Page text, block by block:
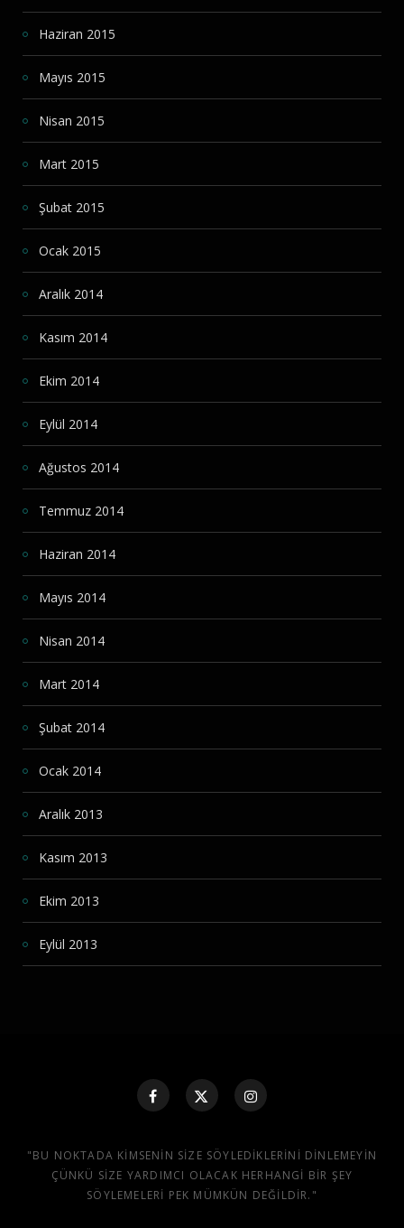
Haziran 2015
Mayıs 2015
Nisan 2015
Mart 2015
Şubat 2015
Ocak 2015
Aralık 2014
Kasım 2014
Ekim 2014
Eylül 2014
Ağustos 2014
Temmuz 2014
Haziran 2014
Mayıs 2014
Nisan 2014
Mart 2014
Şubat 2014
Ocak 2014
Aralık 2013
Kasım 2013
Ekim 2013
Eylül 2013
"BU NOKTADA KIMSENIN SIZE SÖYLEDIKLERINI DINLEMEYIN
ÇÜNKÜ SIZE YARDIMCI OLACAK HERHANGI BIR ŞEY
SÖYLEMELERI PEK MÜMKÜN DEĞILDIR."